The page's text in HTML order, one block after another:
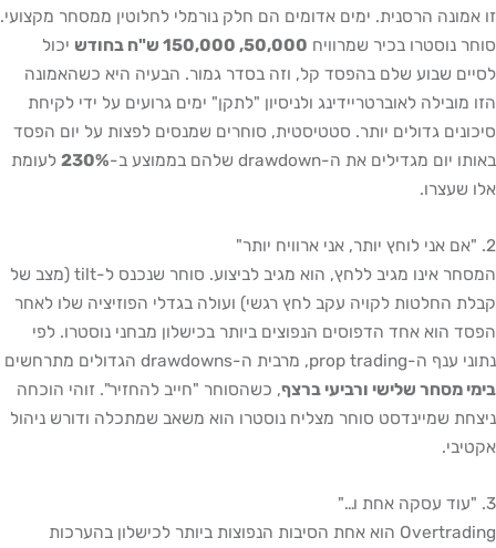
זו אמונה הרסנית. ימים אדומים הם חלק נורמלי לחלוטין ממסחר מקצועי.
סוחר נוסטרו בכיר שמרוויח 50,000, 150,000 ש"ח בחודש
יכול
לסיים שבוע שלם בהפסד קל, וזה בסדר גמור. הבעיה היא כשהאמונה
הזו מובילה לאוברטריידינג ולניסיון "לתקן" ימים גרועים על ידי לקיחת
סיכונים גדולים יותר. סטטיסטית, סוחרים שמנסים לפצות על יום הפסד
באותו יום מגדילים את ה-drawdown שלהם בממוצע ב-
230% לעומת
אלו שעצרו.
2. "אם אני לוחץ יותר, אני ארוויח יותר"
המסחר אינו מגיב ללחץ, הוא מגיב לביצוע. סוחר שנכנס ל-tilt (מצב של
קבלת החלטות לקויה עקב לחץ רגשי) ועולה בגדלי הפוזיציה שלו לאחר
הפסד הוא אחד הדפוסים הנפוצים ביותר בכישלון מבחני נוסטרו. לפי
נתוני ענף ה-prop trading, מרבית ה-drawdowns הגדולים מתרחשים
בימי מסחר שלישי ורביעי ברצף, כשהסוחר "חייב להחזיר". זוהי הוכחה
ניצחת שמיינדסט סוחר מצליח נוסטרו הוא משאב שמתכלה ודורש ניהול
אקטיבי.
3. "עוד עסקה אחת ו…"
Overtrading הוא אחת הסיבות הנפוצות ביותר לכישלון בהערכות